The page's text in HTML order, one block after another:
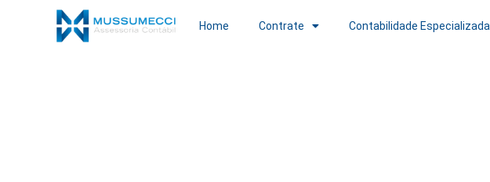
Home Contrate Contabilidade Especializada